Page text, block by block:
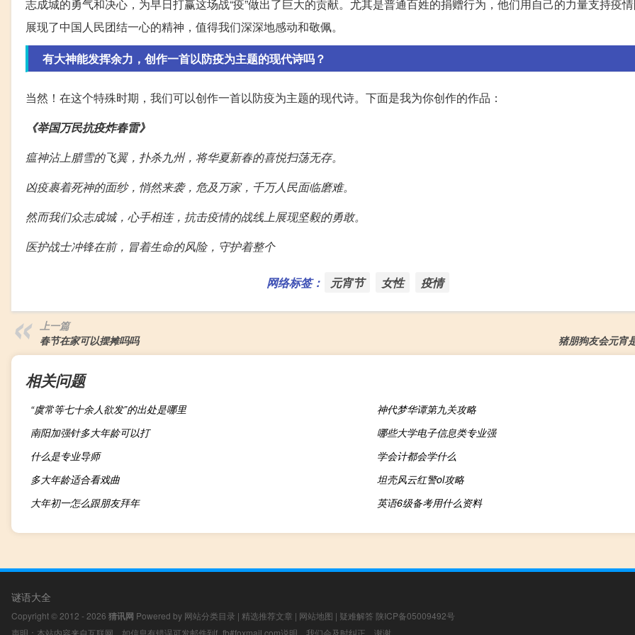
志成城的勇气和决心，为早日打赢这场战“疫”做出了巨大的贡献。尤其是普通百姓的捐赠行为，他们用自己的力量支持疫情
展现了中国人民团结一心的精神，值得我们深深地感动和敬佩。
有大神能发挥余力，创作一首以防疫为主题的现代诗吗？
当然！在这个特殊时期，我们可以创作一首以防疫为主题的现代诗。下面是我为你创作的作品：
《举国万民抗疫炸春雷》
瘟神沾上腊雪的飞翼，扑杀九州，将华夏新春的喜悦扫荡无存。
凶疫裹着死神的面纱，悄然来袭，危及万家，千万人民面临磨难。
然而我们众志成城，心手相连，抗击疫情的战线上展现坚毅的勇敢。
医护战士冲锋在前，冒着生命的风险，守护着整个
网络标签： 元宵节 女性 疫情
上一篇
春节在家可以摆摊吗吗
猪朋狗友会元宵
相关问题
“虞常等七十余人欲发”的出处是哪里
神代梦华谭第九关攻略
南阳加强针多大年龄可以打
哪些大学电子信息类专业强
什么是专业导师
学会计都会学什么
多大年龄适合看戏曲
坦壳风云红警ol攻略
大年初一怎么跟朋友拜年
英语6级备考用什么资料
谜语大全
Copyright © 2012 - 2026 猜讯网 Powered by 网站分类目录 | 精选推荐文章 | 网站地图 | 疑难解答 陕ICP备05009492号
声明：本站内容来自互联网，如信息有错误可发邮件到f_fb#foxmail.com说明，我们会及时纠正，谢谢